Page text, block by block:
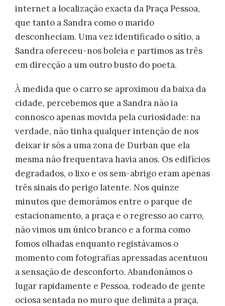
internet a localização exacta da Praça Pessoa,
que tanto a Sandra como o marido
desconheciam. Uma vez identificado o sítio, a
Sandra ofereceu-nos boleia e partimos as três
em direcção a um outro busto do poeta.
À medida que o carro se aproximou da baixa da
cidade, percebemos que a Sandra não ia
connosco apenas movida pela curiosidade: na
verdade, não tinha qualquer intenção de nos
deixar ir sós a uma zona de Durban que ela
mesma não frequentava havia anos. Os edifícios
degradados, o lixo e os sem-abrigo eram apenas
três sinais do perigo latente. Nos quinze
minutos que demorámos entre o parque de
estacionamento, a praça e o regresso ao carro,
não vimos um único branco e a forma como
fomos olhadas enquanto registávamos o
momento com fotografias apressadas acentuou
a sensação de desconforto. Abandonámos o
lugar rapidamente e Pessoa, rodeado de gente
ociosa sentada no muro que delimita a praça,